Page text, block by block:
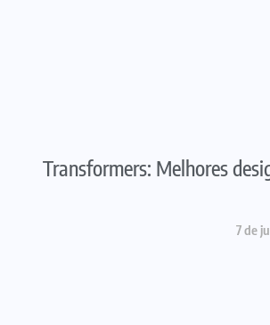
Transformers: Melhores
7 de